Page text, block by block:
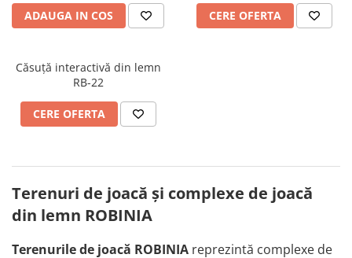
ADAUGA IN COS CERE OFERTA
Căsuță interactivă din lemn
RB-22
CERE OFERTA
Terenuri de joacă și complexe de joacă
din lemn ROBINIA
Terenurile de joacă ROBINIA reprezintă complexe de